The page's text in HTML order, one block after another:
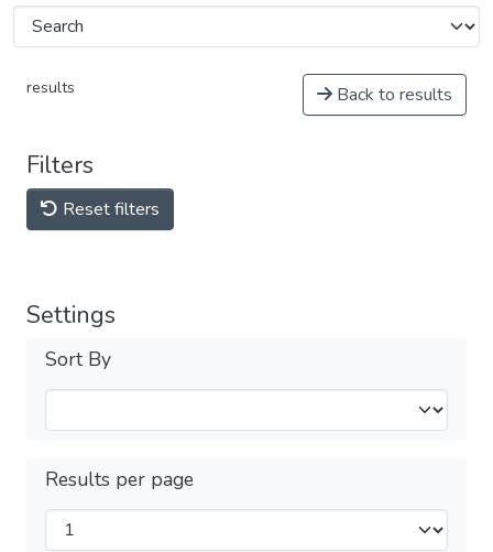
results Back to results
Filters
Reset filters
Settings
Sort By
Results per page